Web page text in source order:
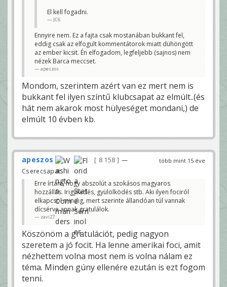
El kell fogadni.
JC6
Ennyire nem. Ez a fajta csak mostanában bukkant fel,
eddig csak az elfogult kommentátorok miatt dühöngött
az ember kicsit. Én elfogadom, legfeljebb (sajnos) nem
nézek Barca meccset.
apeszos
Mondom, szerintem azért van ez mert nem is
bukkant fel ilyen színtű klubcsapat az elmúlt..(és
hát nem akarok most hülyeséget mondani,) de
elmúlt 10 évben kb.
több mint 15 éve
apeszos 8 158
—
Cserecsapat
Erre írtam, hogy abszolút a szokásos magyaros
hozzállás. Irigykedés, gyülölködés stb. Aki ilyen fociról
elkapcsol mindig, mert szerinte állandóan túl vannak
dícsérve annak gratulálok.
zavi27
Köszönöm a gratulációt, pedig nagyon
szeretem a jó focit. Ha lenne amerikai foci, amit
nézhettem volna most nem is volna nálam ez
téma. Minden gúny ellenére ezután is ezt fogom
tenni.